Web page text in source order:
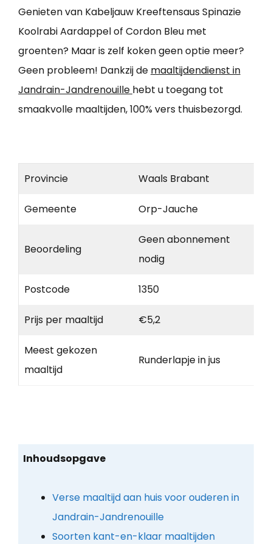
Genieten van Kabeljauw Kreeftensaus Spinazie
Koolrabi Aardappel of Cordon Bleu met
groenten? Maar is zelf koken geen optie meer?
Geen probleem! Dankzij de maaltijdendienst in
Jandrain-Jandrenouille hebt u toegang tot
smaakvolle maaltijden, 100% vers thuisbezorgd.
Provincie Waals Brabant
Gemeente Orp-Jauche
Beoordeling
Geen abonnement
nodig
Postcode 1350
Prijs per maaltijd €5,2
Meest gekozen
maaltijd
Runderlapje in jus
Inhoudsopgave
Verse maaltijd aan huis voor ouderen in
Jandrain-Jandrenouille
Soorten kant-en-klaar maaltijden